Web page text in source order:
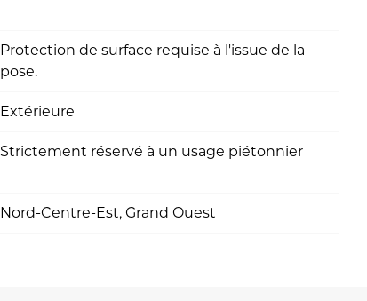
Protection de surface requise à l'issue de la
pose.
Extérieure
Strictement réservé à un usage piétonnier
Nord-Centre-Est, Grand Ouest